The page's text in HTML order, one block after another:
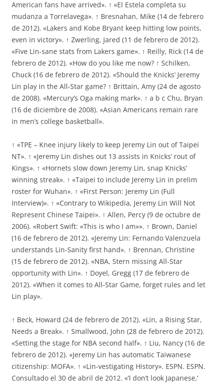
American fans have arrived». ↑ «El Estela completa su
mudanza a Torrelavega». ↑ Bresnahan, Mike (14 de febrero
de 2012). «Lakers and Kobe Bryant keep hitting low points,
even in victory». ↑ Zwerling, Jared (11 de febrero de 2012).
«Five Lin-sane stats from Lakers game». ↑ Reilly, Rick (14 de
febrero de 2012). «How do you like me now? ↑ Schilken,
Chuck (16 de febrero de 2012). «Should the Knicks’ Jeremy
Lin play in the All-Star game? ↑ Brittain, Amy (24 de agosto
de 2008). «Mercury’s Oga making mark». ↑ a b c Chu, Bryan
(16 de diciembre de 2008). «Asian Americans remain rare
in men’s college basketball».
↑ «TPE – Knee injury likely to keep Jeremy Lin out of Taipei
NT». ↑ «Jeremy Lin dishes out 13 assists in Knicks’ rout of
Kings». ↑ «Hornets slow down Jeremy Lin, snap Knicks’
winning streak». ↑ «Taipei to include Jeremy Lin in prelim
roster for Wuhan». ↑ «First Person: Jeremy Lin (Full
Interview)». ↑ «Contrary to Wikipedia, Jeremy Lin Will Not
Represent Chinese Taipei». ↑ Allen, Percy (9 de octubre de
2006). «Robert Swift: «This is who I am»». ↑ Brown, Daniel
(16 de febrero de 2012). «Jeremy Lin: Fernando Valenzuela
understands Lin-Sanity first hand». ↑ Brennan, Christine
(15 de febrero de 2012). «NBA, Stern missing All-Star
opportunity with Lin». ↑ Doyel, Gregg (17 de febrero de
2012). «When it comes to All-Star Game, forget rules and let
Lin play».
↑ Beck, Howard (24 de febrero de 2012). «Lin, a Rising Star,
Needs a Break». ↑ Smallwood, John (28 de febrero de 2012).
«Setting the stage for NBA second half». ↑ Liu, Nancy (16 de
febrero de 2012). «Jeremy Lin has automatic Taiwanese
citizenship: MOFA». ↑ «Lin-vestigating History». ESPN. ESPN.
Consultado el 30 de abril de 2012. «’I don’t look Japanese,’